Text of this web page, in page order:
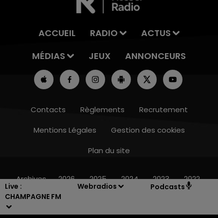
Live :
CHAMPAGNE FM
Webradios Podcasts
10h00 - 14h00
ACCUEIL RADIO
ACTUS
MÉDIAS
JEUX ANNONCEURS
Contacts Règlements
Recrutement
Mentions Légales
Gestion des cookies
Plan du site
Archives 2026 2025 2024 2023 2022